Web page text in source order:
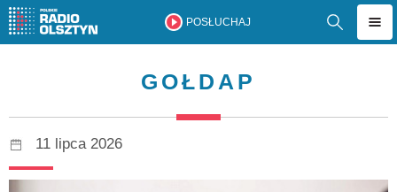
POSŁUCHAJ
GOŁDAP
11 lipca 2026